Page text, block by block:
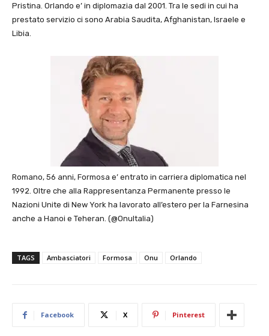
Pristina. Orlando e’ in diplomazia dal 2001. Tra le sedi in cui ha
prestato servizio ci sono Arabia Saudita, Afghanistan, Israele e
Libia.
Romano, 56 anni, Formosa e’ entrato in carriera diplomatica nel
1992. Oltre che alla Rappresentanza Permanente presso le
Nazioni Unite di New York ha lavorato all’estero per la Farnesina
anche a Hanoi e Teheran. (@OnuItalia)
TAGS Ambasciatori Formosa Onu Orlando
Facebook X Pinterest